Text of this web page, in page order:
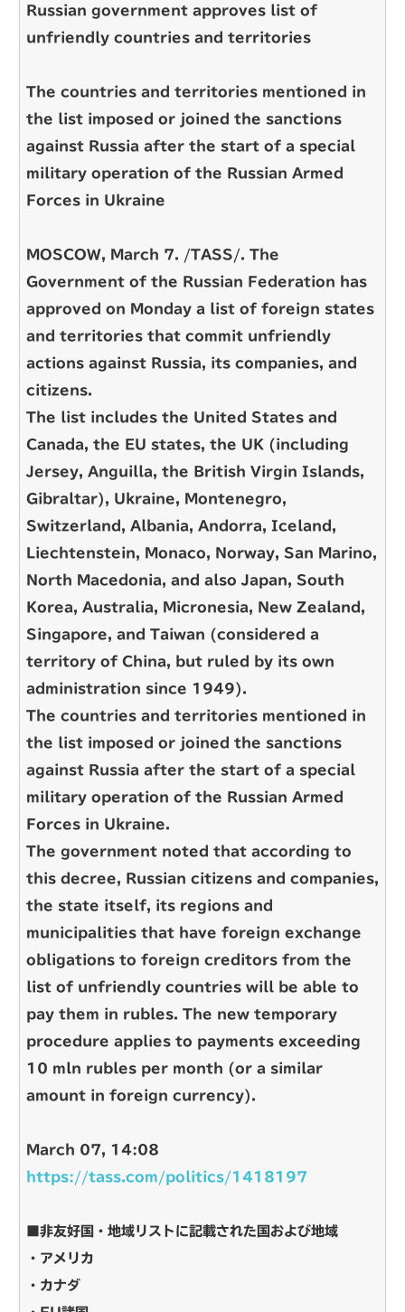
Russian government approves list of
unfriendly countries and territories
The countries and territories mentioned in
the list imposed or joined the sanctions
against Russia after the start of a special
military operation of the Russian Armed
Forces in Ukraine
MOSCOW, March 7. /TASS/. The
Government of the Russian Federation has
approved on Monday a list of foreign states
and territories that commit unfriendly
actions against Russia, its companies, and
citizens.
The list includes the United States and
Canada, the EU states, the UK (including
Jersey, Anguilla, the British Virgin Islands,
Gibraltar), Ukraine, Montenegro,
Switzerland, Albania, Andorra, Iceland,
Liechtenstein, Monaco, Norway, San Marino,
North Macedonia, and also Japan, South
Korea, Australia, Micronesia, New Zealand,
Singapore, and Taiwan (considered a
territory of China, but ruled by its own
administration since 1949).
The countries and territories mentioned in
the list imposed or joined the sanctions
against Russia after the start of a special
military operation of the Russian Armed
Forces in Ukraine.
The government noted that according to
this decree, Russian citizens and companies,
the state itself, its regions and
municipalities that have foreign exchange
obligations to foreign creditors from the
list of unfriendly countries will be able to
pay them in rubles. The new temporary
procedure applies to payments exceeding
10 mln rubles per month (or a similar
amount in foreign currency).
March 07, 14:08
https://tass.com/politics/1418197
■非友好国・地域リストに記載された国および地域
・アメリカ
・カナダ